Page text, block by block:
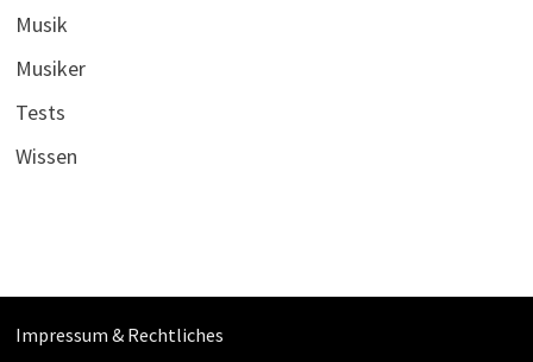
Musik
Musiker
Tests
Wissen
Impressum & Rechtliches